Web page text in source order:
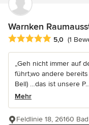
Warnken
Durchschnittliche
5,0 (1
„Geh nicht immer auf
führt,wo andere
Bell) …das ist unsere
Mehr
Feldlinie 18, 26160